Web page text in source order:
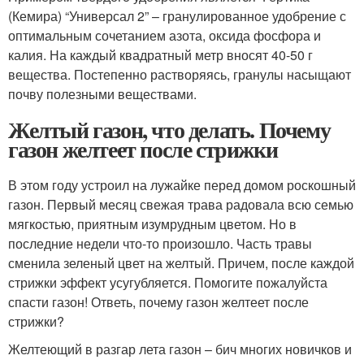
(Кемира) “Универсал 2” – гранулированное удобрение с
оптимальным сочетанием азота, оксида фосфора и
калия. На каждый квадратный метр вносят 40-50 г
вещества. Постепенно растворяясь, гранулы насыщают
почву полезными веществами.
Желтый газон, что делать. Почему
газон желтеет после стрижки
В этом году устроил на лужайке перед домом роскошный
газон. Первый месяц свежая трава радовала всю семью
мягкостью, приятным изумрудным цветом. Но в
последние недели что-то произошло. Часть травы
сменила зеленый цвет на желтый. Причем, после каждой
стрижки эффект усугубляется. Помогите пожалуйста
спасти газон! Ответь, почему газон желтеет после
стрижки?
Желтеющий в разгар лета газон – бич многих новичков и